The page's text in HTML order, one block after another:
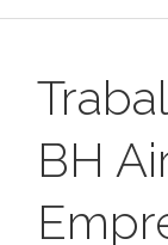
BH